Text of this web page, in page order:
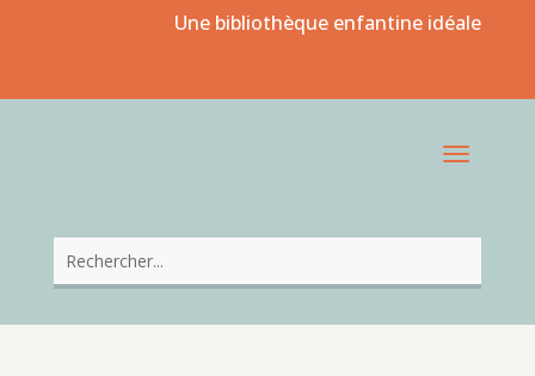
Une bibliothèque enfantine idéale